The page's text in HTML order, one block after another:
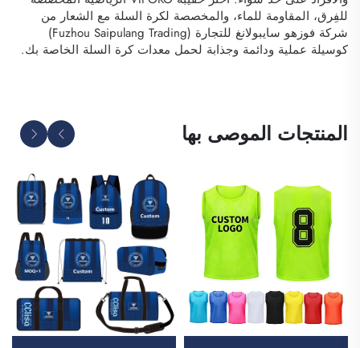
للفِرق، المقاومة للماء، والمخصصة لكرة السلة مع الشعار من
شركة فوزهو سايبولانغ للتجارة (Fuzhou Saipulang Trading)
كوسيلة عملية ودائمة وجذابة لحمل معدات كرة السلة الخاصة بك.
المنتجات الموصى بها